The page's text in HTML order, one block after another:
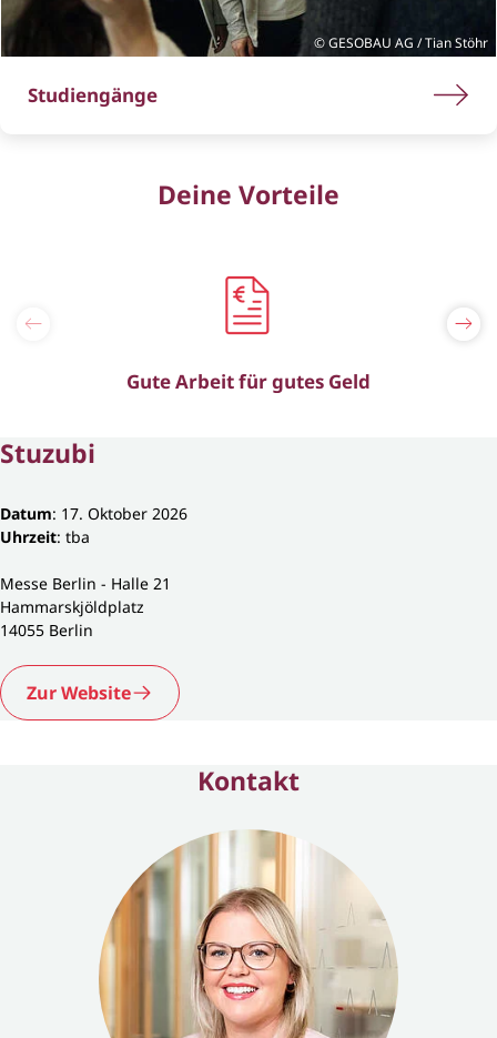
GESOBAU AG / Tian Stöhr
Studiengänge
Deine Vorteile
Gute Arbeit für gutes Geld
Stuzubi
Datum: 17. Oktober 2026
Uhrzeit: tba
Messe Berlin - Halle 21
Hammarskjöldplatz
14055 Berlin
Zur Website
Kontakt